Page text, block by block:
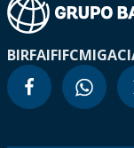
BIRFAIFIFCMIGA